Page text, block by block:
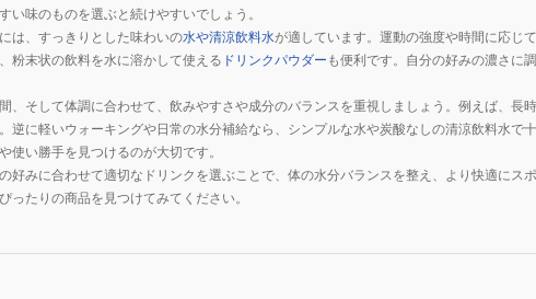
い味のものを選ぶと続けやすいでしょう。
は、すっきりとした味わいの水や清涼飲料水が適しています。運動の強度や時間に応じ
粉末状の飲料を水に溶かして使える ドリンクパウダー も便利です。自分の好みの濃さに
、そして体調に合わせて、飲みやすさや成分のバランスを重視しましょう。例えば、長
逆に軽いウォーキングや日常の水分補給なら、シンプルな水や炭酸なしの清涼飲料水で
使い勝手を見つけるのが大切です。
好みに合わせて適切なドリンクを選ぶことで、体の水分バランスを整え、より快適にス
ったりの商品を見つけてみてください。